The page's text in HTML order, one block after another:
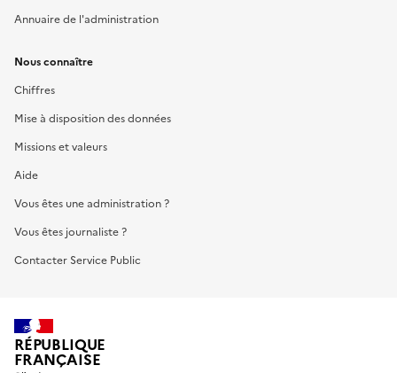
Annuaire de l'administration
Nous connaître
Chiffres
Mise à disposition des données
Missions et valeurs
Aide
Vous êtes une administration ?
Vous êtes journaliste ?
Contacter Service Public
RÉPUBLIQUE
FRANÇAISE